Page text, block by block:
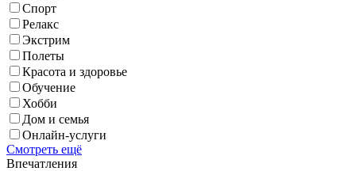
Спорт
Релакс
Экстрим
Полеты
Красота и здоровье
Обучение
Хобби
Дом и семья
Онлайн-услуги
Смотреть ещё
Впечатления